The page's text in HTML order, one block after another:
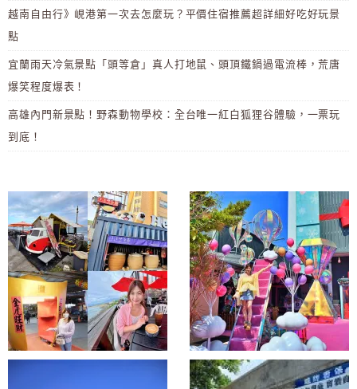
越南自由行》峴港第一次去怎麼玩？平價住宿推薦超詳細好吃好玩景
點
宜蘭雨天冷氣景點「頭等倉」真人打地鼠、頭頂鐵鍋過電流棒，荒唐
爆笑程度爆表！
高雄內門新景點！野森動物學校：全台唯一紅白狐狸谷體驗，一票玩
到底！